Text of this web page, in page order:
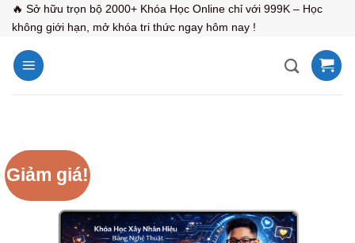
Bỏ
qua
nội
dung
🔥 Sở hữu trọn bộ 2000+ Khóa Học Online chỉ với 999K – Học
không giới hạn, mở khóa tri thức ngay hôm nay !
Giảm giá!